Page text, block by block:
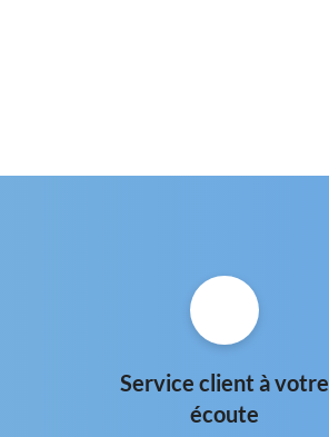
Service client à votre
écoute